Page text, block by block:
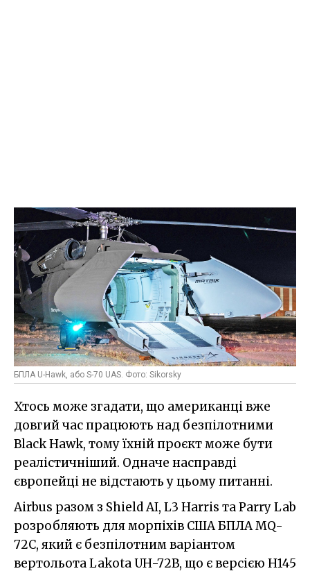
БПЛА U-Hawk, або S-70 UAS. Фото: Sikorsky
Хтось може згадати, що американці вже
довгий час працюють над безпілотними
Black Hawk, тому їхній проєкт може бути
реалістичніший. Одначе насправді
європейці не відстають у цьому питанні.
Airbus разом з Shield AI, L3 Harris та Parry Lab
розробляють для морпіхів США БПЛА MQ-
72C, який є безпілотним варіантом
вертольота Lakota UH-72B, що є версією H145